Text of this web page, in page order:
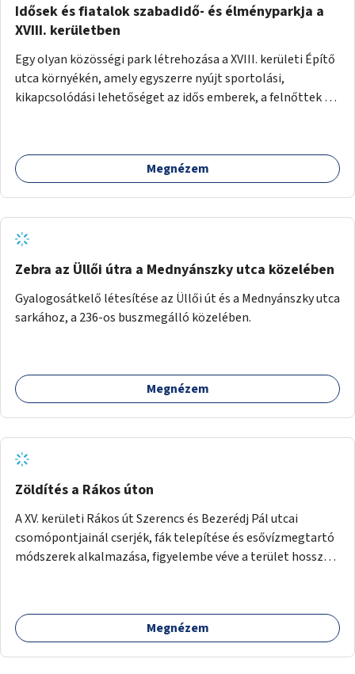
Idősek és fiatalok szabadidő- és élményparkja a
XVIII. kerületben
Egy olyan közösségi park létrehozása a XVIII. kerületi Építő
utca környékén, amely egyszerre nyújt sportolási,
kikapcsolódási lehetőséget az idős emberek, a felnőttek és
Megnézem
Zebra az Üllői útra a Mednyánszky utca közelében
Gyalogosátkelő létesítése az Üllői út és a Mednyánszky utca
sarkához, a 236-os buszmegálló közelében.
Megnézem
Zöldítés a Rákos úton
A XV. kerületi Rákos út Szerencs és Bezerédj Pál utcai
csomópontjainál cserjék, fák telepítése és esővízmegtartó
módszerek alkalmazása, figyelembe véve a terület hosszú
Megnézem